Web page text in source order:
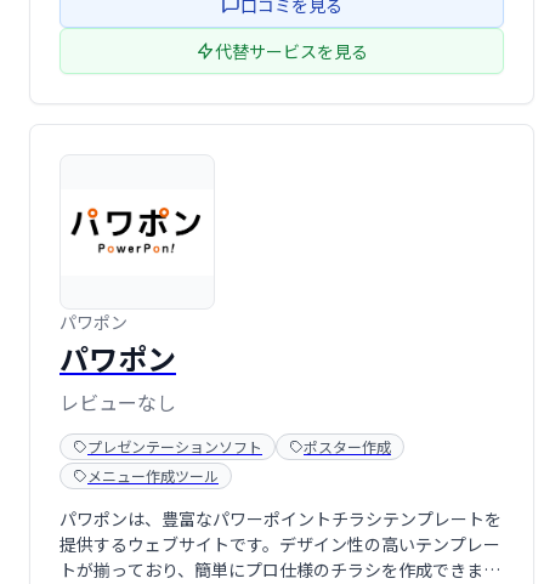
口コミを見る
代替サービスを見る
パワポン
パワポン
レビューなし
プレゼンテーションソフト
ポスター作成
メニュー作成ツール
パワポンは、豊富なパワーポイントチラシテンプレートを
提供するウェブサイトです。デザイン性の高いテンプレー
トが揃っており、簡単にプロ仕様のチラシを作成できま